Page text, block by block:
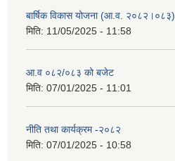
बार्षिक विकास योजना (आ.व. २०८२।०८३)
मिति: 11/05/2025 - 11:58
आ.व ०८२/०८३ को बजेट
मिति: 07/01/2025 - 11:01
नीति तथा कार्यक्रम -२०८२
मिति: 07/01/2025 - 10:58